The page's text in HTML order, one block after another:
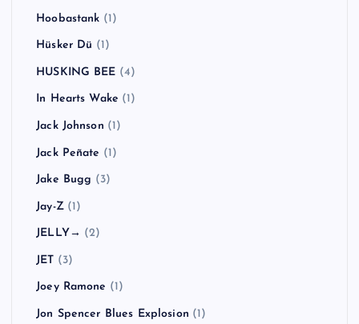
Hoobastank (1)
Hüsker Dü (1)
HUSKING BEE (4)
In Hearts Wake (1)
Jack Johnson (1)
Jack Peñate (1)
Jake Bugg (3)
Jay-Z(1)
JELLY→ (2)
JET (3)
Joey Ramone (1)
Jon Spencer Blues Explosion (1)